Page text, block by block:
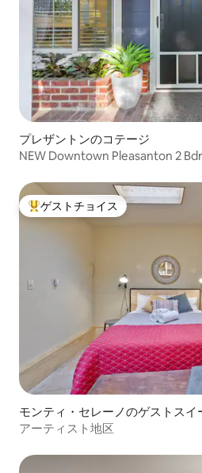
プレザントンのコテージ
NEW Downtown Pleasanton 2
大好評のゲストチョイスです。
ゲストチョイス
モンティ・セレーノのゲストスイ
アーティスト地区